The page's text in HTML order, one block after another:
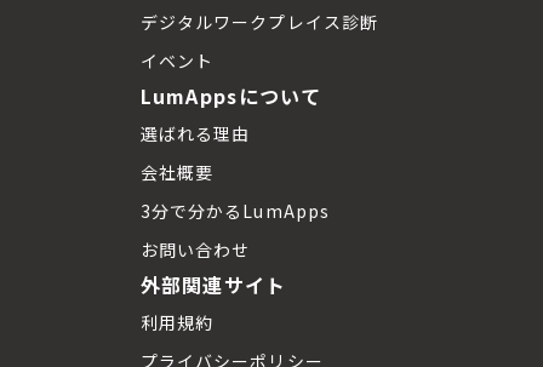
デジタルワークプレイス診断
イベント
LumAppsについて
選ばれる理由
会社概要
3分で分かるLumApps
お問い合わせ
外部関連サイト
利用規約
プライバシーポリシー